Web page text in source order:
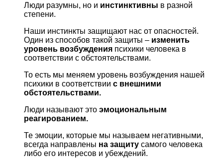
Люди разумны, но и инстинктивны в разной
степени.
Наши инстинкты защищают нас от опасностей.
Один из способов такой защиты – изменить
уровень возбуждения психики человека в
соответствии с обстоятельствами.
То есть мы меняем уровень возбуждения нашей
психики в соответствии с внешними
обстоятельствами.
Люди называют это эмоциональным
реагированием.
Те эмоции, которые мы называем негативными,
всегда направлены на защиту самого человека
либо его интересов и убеждений.